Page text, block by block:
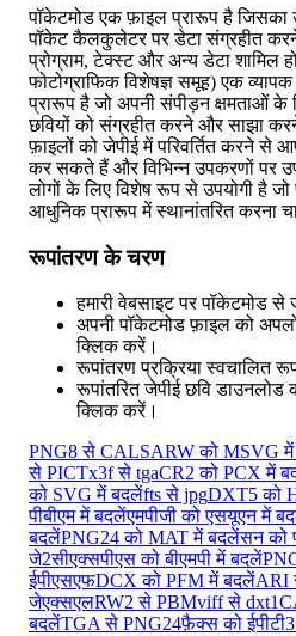
पॉकेटमोड एक फ़ाइल प्रारूप है जिसका
पॉकेट कैलकुलेटर पर डेटा संग्रहीत
प्रोग्राम, टेक्स्ट और अन्य डेटा
फोटोग्राफिक विशेषज्ञ समूह) एक
प्रारूप है जो अपनी संपीड़न क्षमताओं के
छवियों को संग्रहीत करने और साझा
फ़ाइलों को जेपीई में परिवर्तित करने
कर सकते हैं और विभिन्न उपकरणों पर
लोगों के लिए विशेष रूप से उपयोगी है
आधुनिक प्रारूप में स्थानांतरित करना
रूपांतरण के चरण
हमारी वेबसाइट पर पॉकेटमोड से
अपनी पॉकेटमोड फ़ाइल को
क्लिक करें।
रूपांतरण प्रक्रिया स्वचालित
रूपांतरित जेपीई छवि
क्लिक करें।
PNG8 से CALSARW को MSVG
से PICTx3f से tgaCR2 को PCX में
को SVG में बदलेंfts से jpgDXT5 को
पीबीएम में बदलेंएमपीजी को एसयूएन में
बदलेंPNG24 को MAT में बदलेंसन को
जे2सीएक्सपीएस को बीएमपी में बदलें
ईपीएसएफDCX को PFM में बदलेंARI
जेएक्सएलRW2 से PBMviff से dxt1
बदलेंTGA से PNG24फ़ैक्स को